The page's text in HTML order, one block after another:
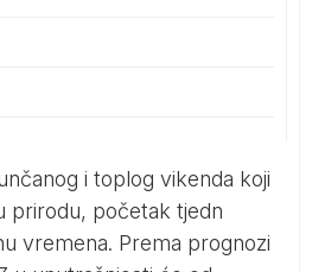
i toplog vikenda koji
prirodu, početak tjedn
vremena. Prema prognozi